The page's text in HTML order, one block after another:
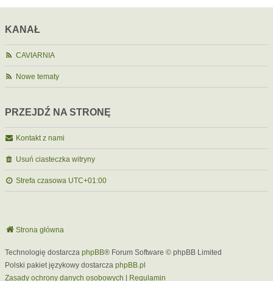
KANAŁ
CAVIARNIA
Nowe tematy
PRZEJDŹ NA STRONĘ
Kontakt z nami
Usuń ciasteczka witryny
Strefa czasowa UTC+01:00
Strona główna
Technologię dostarcza phpBB® Forum Software © phpBB Limited
Polski pakiet językowy dostarcza phpBB.pl
Zasady ochrony danych osobowych
Regulamin